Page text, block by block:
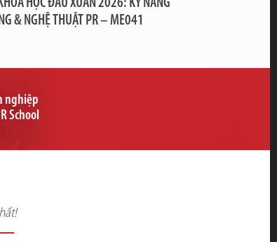
HỌC ĐẦU XUÂN 2026: KỸ NĂNG
& NGHỆ THUẬT PR – ME041
nghiệp
School